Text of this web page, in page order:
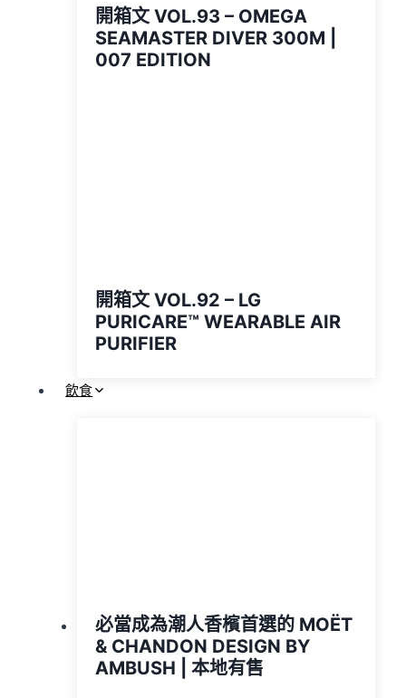
開箱文 VOL.93 – OMEGA
SEAMASTER DIVER 300M |
007 EDITION
開箱文 VOL.92 – LG
PURICARE™️ WEARABLE AIR
PURIFIER
飲食
必當成為潮人香檳首選的 MOËT
& CHANDON DESIGN BY
AMBUSH | 本地有售